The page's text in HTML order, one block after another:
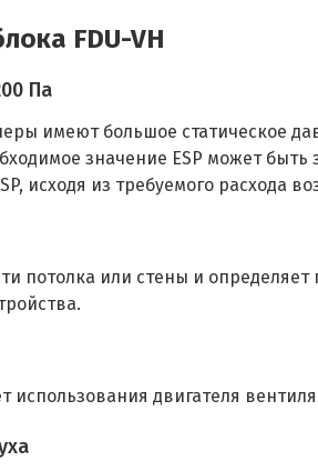
FDU-VH
Па
имеют большое статическое
значение ESP может
исходя из требуемого расхода
потолка или стены и
использования двигателя